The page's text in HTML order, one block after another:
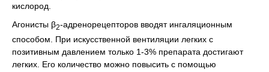
кислород.
Агонисты β2-адренорецепторов вводят ингаляционным
способом. При искусственной вентиляции легких с
позитивным давлением только 1-3% препарата достигают
легких. Его количество можно повысить с помощью